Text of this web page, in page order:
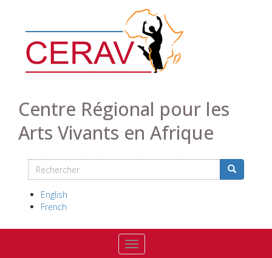
contenu
principal
Centre Régional pour les
Arts Vivants en Afrique
Search
Rechercher Rechercher
English
French
Toggle navigation